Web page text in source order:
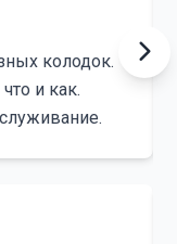
колодок.
и как.